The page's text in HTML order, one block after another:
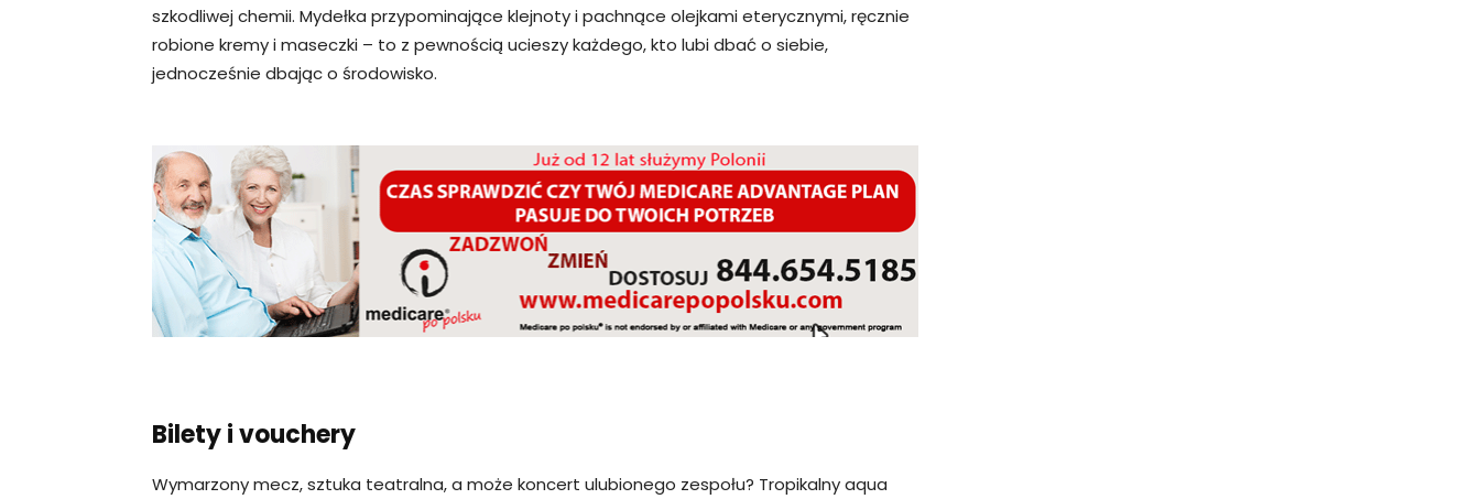
szkodliwej chemii. Mydełka przypominające klejnoty i pachnące olejkami eterycznymi, ręcznie
robione kremy i maseczki – to z pewnością ucieszy każdego, kto lubi dbać o siebie,
jednocześnie dbając o środowisko.
Bilety i vouchery
Wymarzony mecz, sztuka teatralna, a może koncert ulubionego zespołu? Tropikalny aqua